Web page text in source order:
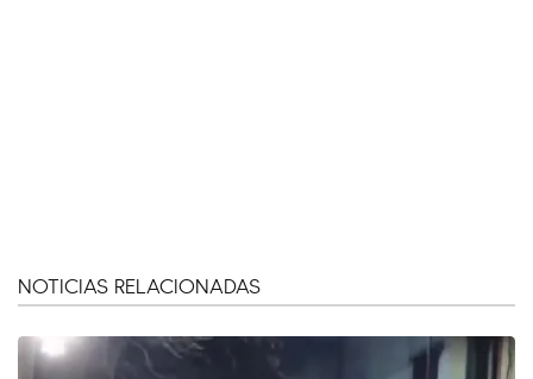
NOTICIAS RELACIONADAS